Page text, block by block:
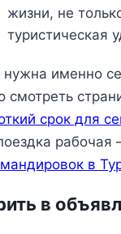
жизни, не
туристическая
нужна именно
смотреть
срок для
рабочая
в
в